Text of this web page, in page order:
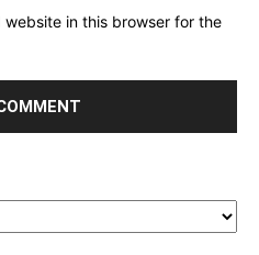
website in this browser for the